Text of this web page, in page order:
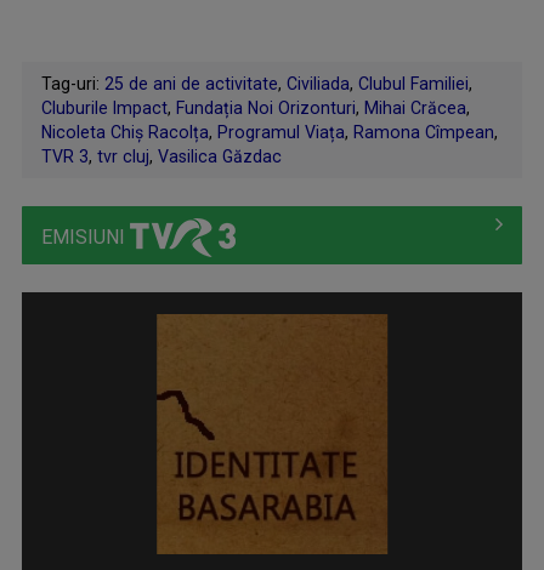
Tag-uri: 25 de ani de activitate, Civiliada, Clubul Familiei,
Cluburile Impact, Fundația Noi Orizonturi, Mihai Crăcea,
Nicoleta Chiș Racolța, Programul Viața, Ramona Cîmpean,
TVR 3, tvr cluj, Vasilica Găzdac
EMISIUNI